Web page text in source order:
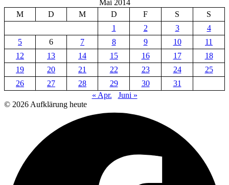
Mai 2014
M
D M D F S
S
1
2 3
4
5
6 7 8 9 10
11
12
13 14 15 16 17
18
19
20 21 22 23 24
25
26
27 28 29 30
31
« Apr.
Juni »
© 2026 Aufklärung heute